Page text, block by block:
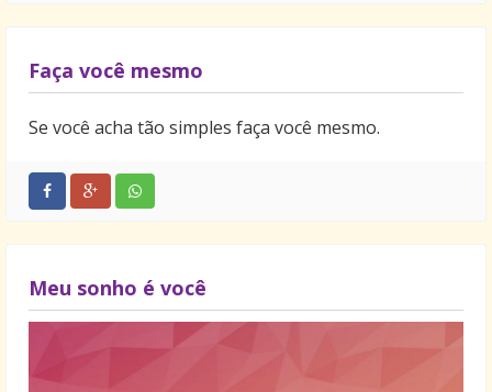
Faça você mesmo
Se você acha tão simples faça você mesmo.
Meu sonho é você